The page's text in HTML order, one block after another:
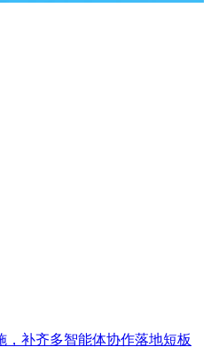
，补齐多智能体协作落地短板